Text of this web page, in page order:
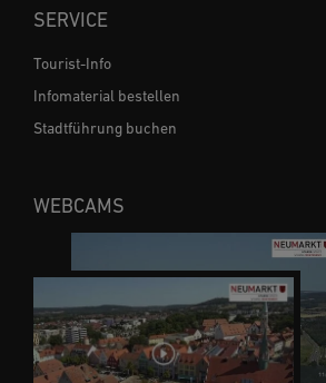
SERVICE
Tourist-Info
Infomaterial bestellen
Stadtführung buchen
WEBCAMS